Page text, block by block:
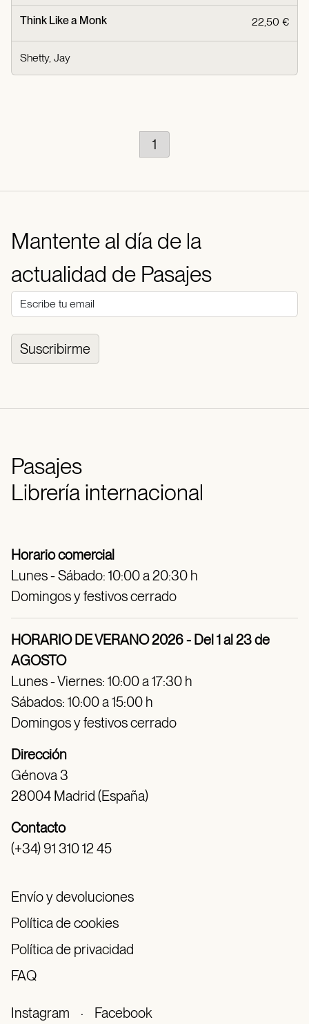
Think Like a Monk 22,50 €
Shetty, Jay
1
Mantente al día de la
actualidad de Pasajes
Suscribirme
Pasajes
Librería internacional
Horario comercial
Lunes - Sábado: 10:00 a 20:30 h
Domingos y festivos cerrado
HORARIO DE VERANO 2026 - Del 1 al 23 de
AGOSTO
Lunes - Viernes: 10:00 a 17:30 h
Sábados: 10:00 a 15:00 h
Domingos y festivos cerrado
Dirección
Génova 3
28004 Madrid (España)
Contacto
(+34) 91 310 12 45
Envío y devoluciones
Política de cookies
Política de privacidad
FAQ
Instagram · Facebook